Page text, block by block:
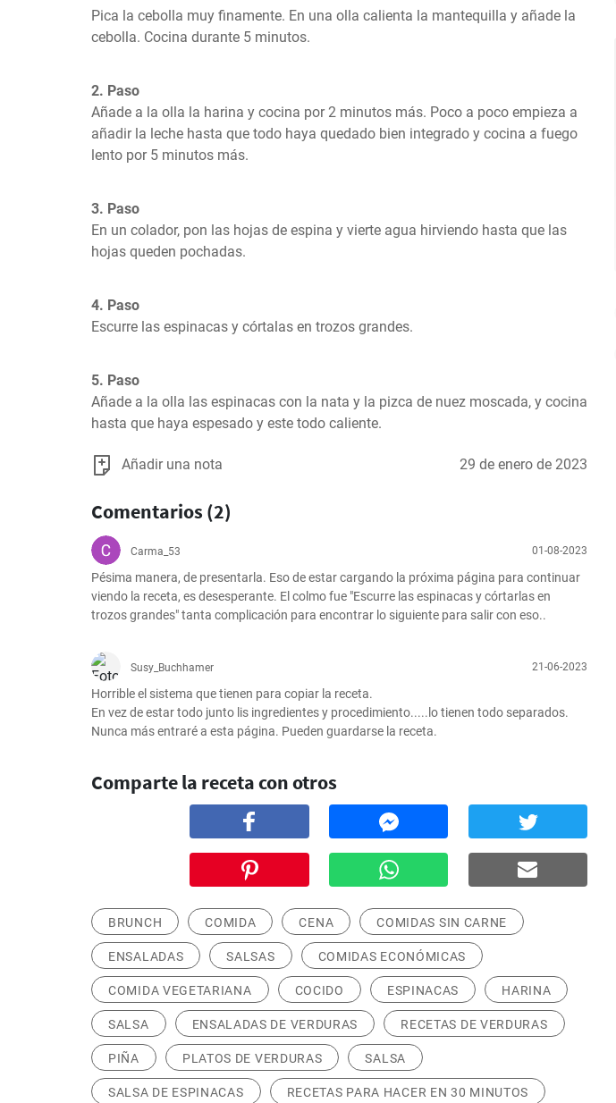
Pica la cebolla muy finamente. En una olla calienta la mantequilla y añade la
cebolla. Cocina durante 5 minutos.
2. Paso
Añade a la olla la harina y cocina por 2 minutos más. Poco a poco empieza a
añadir la leche hasta que todo haya quedado bien integrado y cocina a fuego
lento por 5 minutos más.
3. Paso
En un colador, pon las hojas de espina y vierte agua hirviendo hasta que las
hojas queden pochadas.
4. Paso
Escurre las espinacas y córtalas en trozos grandes.
5. Paso
Añade a la olla las espinacas con la nata y la pizca de nuez moscada, y cocina
hasta que haya espesado y este todo caliente.
Añadir una nota 29 de enero de 2023
Comentarios (2)
Carma_53 01-08-2023
Pésima manera, de presentarla. Eso de estar cargando la próxima página para continuar
viendo la receta, es desesperante. El colmo fue "Escurre las espinacas y córtarlas en
trozos grandes" tanta complicación para encontrar lo siguiente para salir con eso..
Susy_Buchhamer 21-06-2023
Horrible el sistema que tienen para copiar la receta.
En vez de estar todo junto lis ingredientes y procedimiento.....lo tienen todo separados.
Nunca más entraré a esta página. Pueden guardarse la receta.
Comparte la receta con otros
BRUNCH COMIDA CENA COMIDAS SIN CARNE
ENSALADAS SALSAS COMIDAS ECONÓMICAS
COMIDA VEGETARIANA COCIDO ESPINACAS HARINA
SALSA ENSALADAS DE VERDURAS RECETAS DE VERDURAS
PIÑA PLATOS DE VERDURAS SALSA
SALSA DE ESPINACAS RECETAS PARA HACER EN 30 MINUTOS